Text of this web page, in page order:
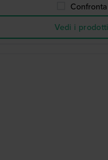
Confronta
Vedi i prodotti